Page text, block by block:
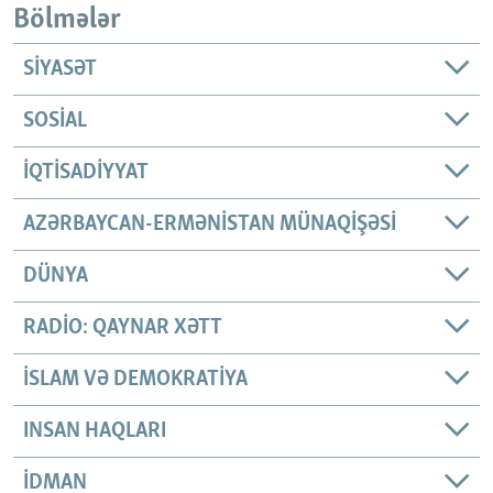
Bölmələr
SIYASƏT
SOSIAL
İQTISADIYYAT
AZƏRBAYCAN-ERMƏNISTAN MÜNAQIŞƏSI
DÜNYA
RADIO: QAYNAR XƏTT
İSLAM VƏ DEMOKRATIYA
INSAN HAQLARI
İDMAN